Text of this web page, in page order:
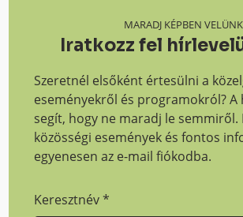
MARADJ KÉPBEN
Iratkozz fel
Szeretnél elsőként értesülni a
eseményekről és programokról? A
segít, hogy ne maradj le semmiről.
közösségi események és fontos
egyenesen az e-mail fiókodba.
Keresztnév*